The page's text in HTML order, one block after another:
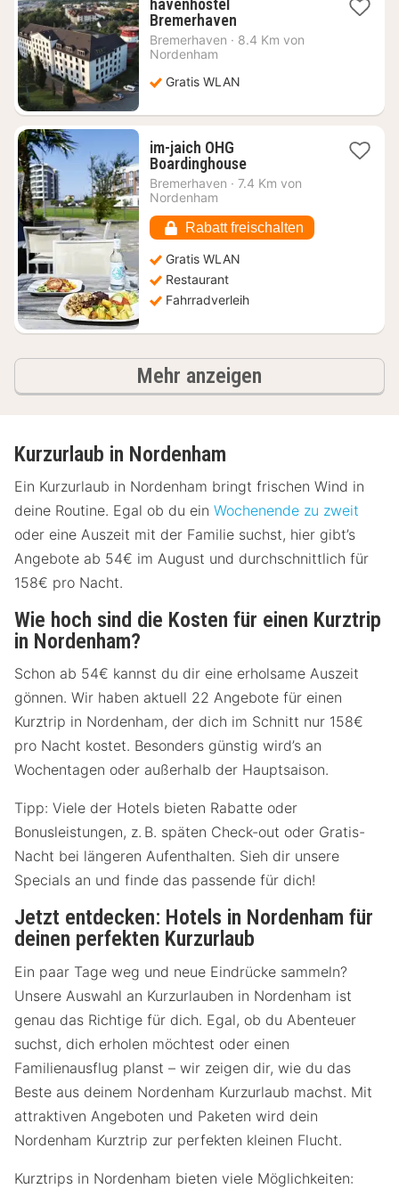
havenhostel
Bremerhaven1
Nacht
€
Bremerhaven · 8.4 Km von
Nordenham
Gratis WLAN
im-jaich OHG
Boardinghouse1
Nacht
€
Bremerhaven · 7.4 Km von
Nordenham
Rabatt freischalten
Gratis WLAN
Restaurant
Fahrradverleih
Mehr anzeigen
Kurzurlaub in Nordenham
Ein Kurzurlaub in Nordenham bringt frischen Wind in
deine Routine. Egal ob du ein Wochenende zu zweit
oder eine Auszeit mit der Familie suchst, hier gibt’s
Angebote ab 54€ im August und durchschnittlich für
158€ pro Nacht.
Wie hoch sind die Kosten für einen Kurztrip
in Nordenham?
Schon ab 54€ kannst du dir eine erholsame Auszeit
gönnen. Wir haben aktuell 22 Angebote für einen
Kurztrip in Nordenham, der dich im Schnitt nur 158€
pro Nacht kostet. Besonders günstig wird’s an
Wochentagen oder außerhalb der Hauptsaison.
Tipp: Viele der Hotels bieten Rabatte oder
Bonusleistungen, z. B. späten Check-out oder Gratis-
Nacht bei längeren Aufenthalten. Sieh dir unsere
Specials an und finde das passende für dich!
Jetzt entdecken: Hotels in Nordenham für
deinen perfekten Kurzurlaub
Ein paar Tage weg und neue Eindrücke sammeln?
Unsere Auswahl an Kurzurlauben in Nordenham ist
genau das Richtige für dich. Egal, ob du Abenteuer
suchst, dich erholen möchtest oder einen
Familienausflug planst – wir zeigen dir, wie du das
Beste aus deinem Nordenham Kurzurlaub machst. Mit
attraktiven Angeboten und Paketen wird dein
Nordenham Kurztrip zur perfekten kleinen Flucht.
Kurztrips in Nordenham bieten viele Möglichkeiten: